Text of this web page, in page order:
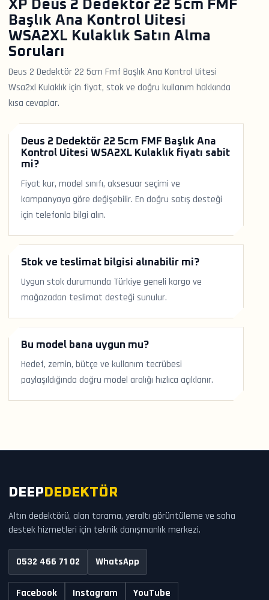
XP Deus 2 Dedektör 22 5cm FMF
Başlık Ana Kontrol Uitesi
WSA2XL Kulaklık Satın Alma
Soruları
Deus 2 Dedektör 22 5cm Fmf Başlık Ana Kontrol Uitesi
Wsa2xl Kulaklık için fiyat, stok ve doğru kullanım hakkında
kısa cevaplar.
Deus 2 Dedektör 22 5cm FMF Başlık Ana
Kontrol Uitesi WSA2XL Kulaklık fiyatı sabit
mi?
Fiyat kur, model sınıfı, aksesuar seçimi ve
kampanyaya göre değişebilir. En doğru satış desteği
için telefonla bilgi alın.
Stok ve teslimat bilgisi alınabilir mi?
Uygun stok durumunda Türkiye geneli kargo ve
mağazadan teslimat desteği sunulur.
Bu model bana uygun mu?
Hedef, zemin, bütçe ve kullanım tecrübesi
paylaşıldığında doğru model aralığı hızlıca açıklanır.
DEEP DEDEKTÖR
Altın dedektörü, alan tarama, yeraltı görüntüleme ve saha
destek hizmetleri için teknik danışmanlık merkezi.
0532 466 71 02 WhatsApp
Facebook Instagram YouTube